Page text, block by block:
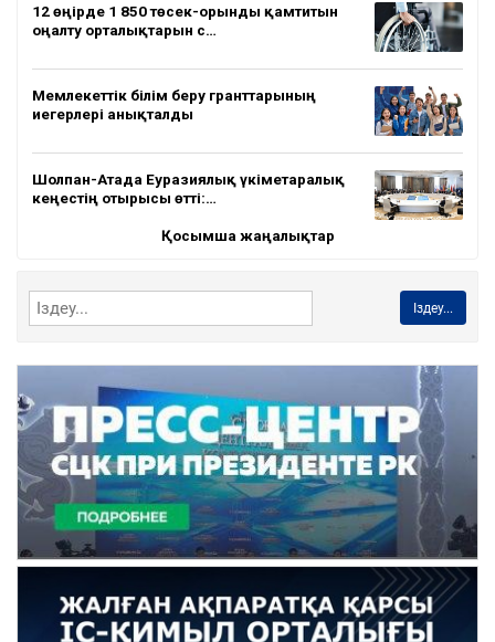
12 өңірде 1 850 төсек-орынды қамтитын
оңалту орталықтарын с…
Мемлекеттік білім беру гранттарының
иегерлері анықталды
Шолпан-Атада Еуразиялық үкіметаралық
кеңестің отырысы өтті:…
Қосымша жаңалықтар
Іздеу...